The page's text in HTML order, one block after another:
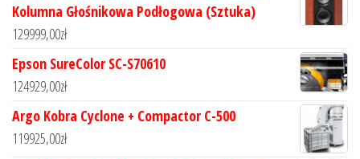
Kolumna Głośnikowa Podłogowa (Sztuka)
129999,00zł
Epson SureColor SC-S70610
124929,00zł
Argo Kobra Cyclone + Compactor C-500
119925,00zł